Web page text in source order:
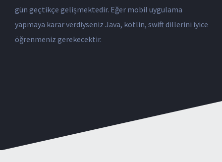
gün geçtikçe gelişmektedir. Eğer mobil uygulama
yapmaya karar verdiyseniz Java, kotlin, swift dillerini iyice
öğrenmeniz gerekecektir.